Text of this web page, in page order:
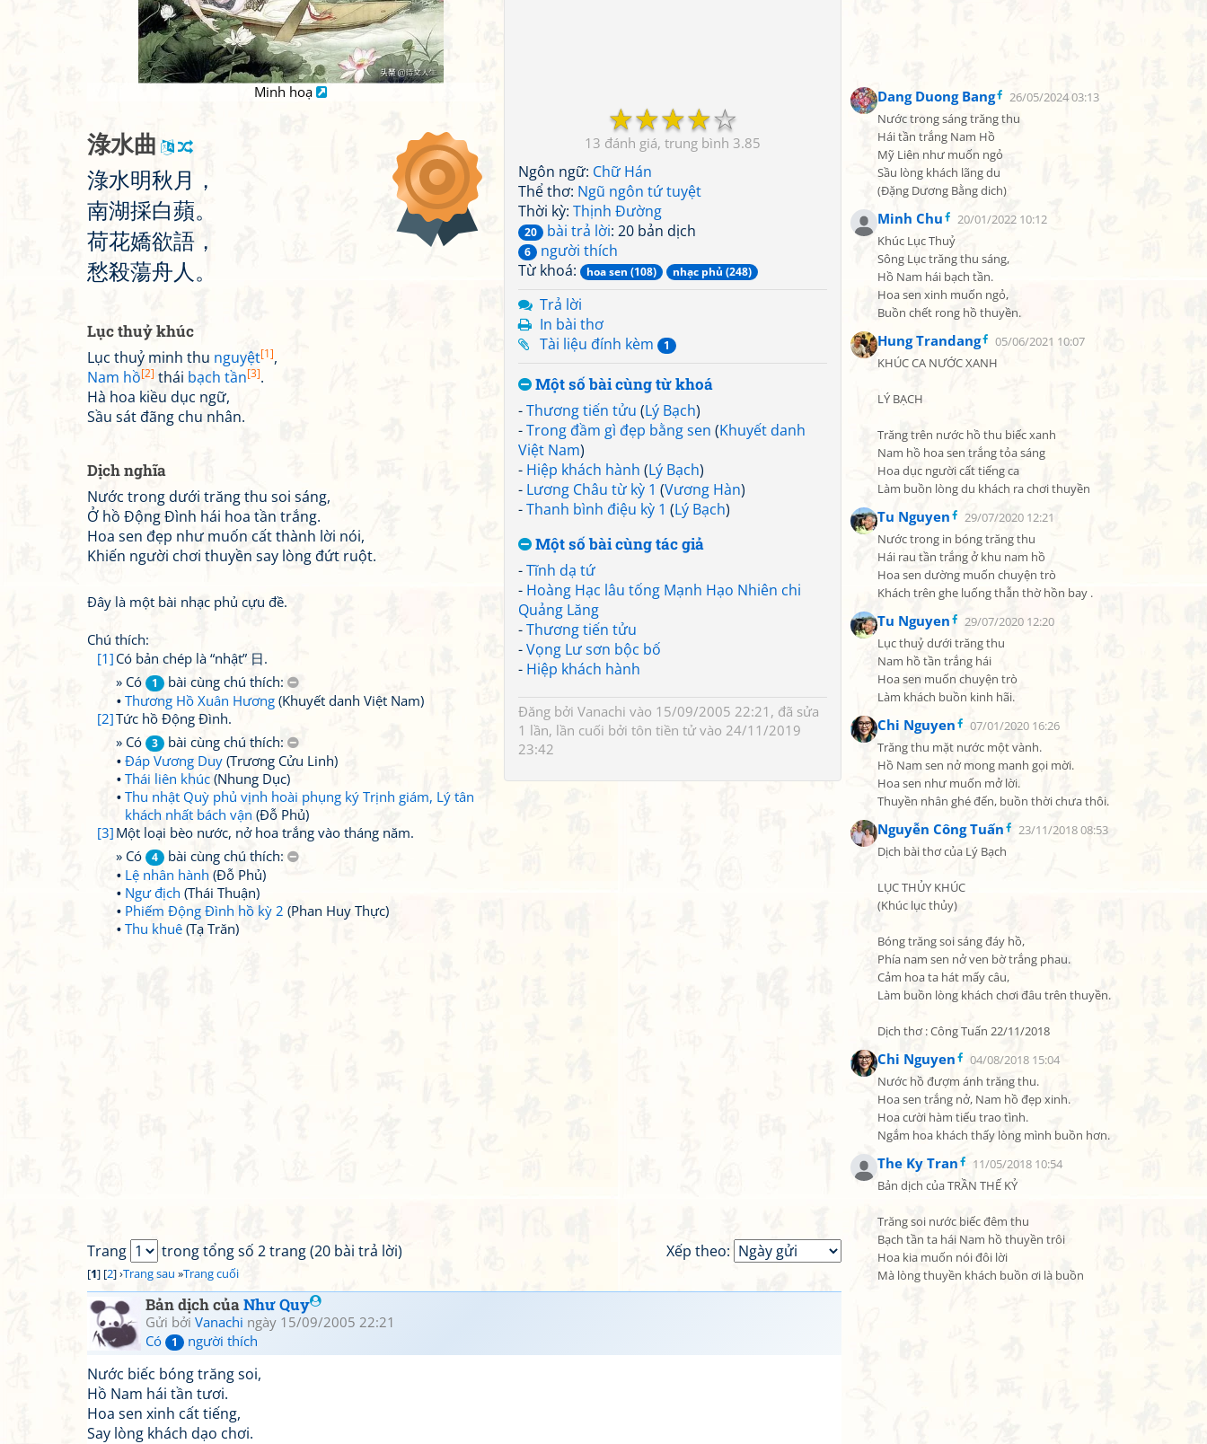
Dang Duong Bang
26/05/2024 03:13
Nước trong sáng trăng thu
Hái tần trắng Nam Hồ
Mỹ Liên như muốn ngỏ
Sầu lòng khách lãng du
(Đặng Dương Bằng dich)
Minh Chu
20/01/2022 10:12
Khúc Lục Thuỷ
Sông Lục trăng thu sáng,
Hồ Nam hái bạch tần.
Hoa sen xinh muốn ngỏ,
Buồn chết rong hồ thuyền.
Hung Trandang
05/06/2021 10:07
KHÚC CA NƯỚC XANH
LÝ BẠCH
Trăng trên nước hồ thu biếc xanh
Nam hồ hoa sen trắng tỏa sáng
Hoa dục người cất tiếng ca
Làm buồn lòng du khách ra chơi thuyền
Tu Nguyen
29/07/2020 12:21
Nước trong in bóng trăng thu
Hái rau tần trắng ở khu nam hồ
Hoa sen dường muốn chuyện trò
Khách trên ghe luống thẫn thờ hồn bay .
Tu Nguyen
29/07/2020 12:20
Lục thuỷ dưới trăng thu
Nam hồ tần trắng hái
Hoa sen muốn chuyện trò
Làm khách buồn kinh hãi.
Chi Nguyen
07/01/2020 16:26
Trăng thu mặt nước một vành.
Hồ Nam sen nở mong manh gọi mời.
Hoa sen như muốn mở lời.
Thuyền nhân ghé đến, buồn thời chưa thôi.
Nguyễn Công Tuấn
23/11/2018 08:53
Dịch bài thơ của Lý Bạch
LỤC THỦY KHÚC
(Khúc lục thủy)
Bóng trăng soi sáng đáy hồ,
Phía nam sen nở ven bờ trắng phau.
Cảm hoa ta hát mấy câu,
Làm buồn lòng khách chơi đâu trên thuyền.
Dịch thơ : Công Tuấn 22/11/2018
Chi Nguyen
04/08/2018 15:04
Nước hồ đượm ánh trăng thu.
Hoa sen trắng nở, Nam hồ đẹp xinh.
Hoa cười hàm tiếu trao tình.
Ngắm hoa khách thấy lòng mình buồn hơn.
The Ky Tran
11/05/2018 10:54
Bản dịch của TRẦN THẾ KỶ
Trăng soi nước biếc đêm thu
Bạch tần ta hái Nam hồ thuyền trôi
Hoa kia muốn nói đôi lời
Mà lòng thuyền khách buồn ơi là buồn
☆
☆
☆
☆
☆
13 3.85
Ngôn ngữ: Chữ Hán
Thể thơ: Ngũ ngôn tứ tuyệt
Thời kỳ: Thịnh Đường
20 bài trả lời: 20 bản dịch
6
người thích
Từ khoá:
hoa sen (108) nhạc phủ (248)
Trả lời
In bài thơ
Tài liệu đính kèm
1
Một số bài cùng từ khoá
-Thương tiến tửu (Lý Bạch)
-Trong đầm gì đẹp bằng sen (Khuyết danh
Việt Nam)
- Hiệp khách hành (Lý Bạch)
- Lương Châu từ kỳ 1 (Vương Hàn)
-Thanh bình điệu kỳ 1 (Lý Bạch)
Một số bài cùng tác giả
-Tĩnh dạ tứ
- Hoàng Hạc lâu tống Mạnh Hạo Nhiên chi
Quảng Lăng
-Thương tiến tửu
-Vọng Lư sơn bộc bố
- Hiệp khách hành
Đăng bởi Vanachi vào 15/09/2005 22:21, đã sửa
1 lần, lần cuối bởi tôn tiền tửvào 24/11/2019
23:42
Minh hoạ
淥水曲
淥水明秋 月
，
南湖採白蘋。
荷花嬌欲語 ，
愁殺蕩舟 人 。
Lục thuỷ khúc
Lục thuỷ minh thu nguyệt[1],
Nam hồ[2] thái bạch tần[3].
Hà hoa kiều dục ngữ,
Sầu sát đãng chu nhân.
Dịch nghĩa
Nước trong dưới trăng thu soi sáng,
Ở hồ Động Đình hái hoa tần trắng.
Hoa sen đẹp như muốn cất thành lời nói,
Khiến người chơi thuyền say lòng đứt ruột.
Đây là một bài nhạc phủ cựu đề.
Chú thích:
[1] Có bản chép là “nhật” 日.
» Có
1
bài cùng chú thích:
Thương Hồ Xuân Hương (Khuyết danh Việt Nam)
[2]Tức hồ Động Đình.
» Có
3
bài cùng chú thích:
Đáp Vương Duy (Trương Cửu Linh)
Thái liên khúc (Nhung Dục)
Thu nhật Quỳ phủ vịnh hoài phụng ký Trịnh giám, Lý tân
khách nhất bách vận (Đỗ Phủ)
[3] Một loại bèo nước, nở hoa trắng vào tháng năm.
» Có
4
bài cùng chú thích:
Lệ nhân hành (Đỗ Phủ)
Ngư địch (Thái Thuận)
Phiếm Động Đình hồ kỳ 2 (Phan Huy Thực)
Thu khuê (Tạ Trăn)
Xếp theo:
Trang trong tổng số 2 trang (20 bài trả lời)
[1] [2] ›Trang sau »Trang cuối
Bản dịch củaNhư Quy
Gửi bởi Vanachi ngày 15/09/2005 22:21
Có
1 người thích
Nước biếc bóng trăng soi,
Hồ Nam hái tần tươi.
Hoa sen xinh cất tiếng,
Say lòng khách dạo chơi.